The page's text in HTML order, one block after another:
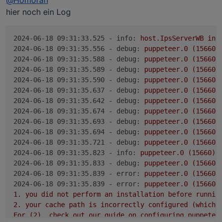
2. your cache path is incorrectly configured
For (2), check out our guide on configuring
2024-06-18 09:23:35.771  - [32minfo[39m:
2024-06-18 09:23:35.253  -
2024-06-18 09:23:35.253  -
2. your cache path is incorrectly configured
For (2), check out our guide on configuring
2024-06-18 09:23:35.254  -
1. you did not perform an installation
2. your cache path is incorrectly configured
For (2), check out our guide on configuring
at ChromeLauncher.resolveExecutablePath
at ChromeLauncher.executablePath
at ChromeLauncher.computeLaunchArguments
at async ChromeLauncher.launch
at async PuppeteerAdapter.onReady
2024-06-18 09:23:35.254  -
1. you did not perform an installation
2. your cache path is incorrectly configured
For (2), check out our guide on configuring
2024-06-18 09:23:35.258  - [32minfo[39m:
2024-06-18 09:23:35.258  - [33mwarn[39m:
2024-06-18 09:23:35.771  - [32minfo[39m:
hier noch ein Log
2024-06-18 09:31:33.525 - info: host.IpsServerWB
2024-06-18 09:31:35.556 - debug:
puppeteer.0
(15660)
2024-06-18 09:31:35.588 - debug:
puppeteer.0
(15660)
2024-06-18 09:31:35.589 - debug:
puppeteer.0
(15660)
2024-06-18 09:31:35.590 - debug:
puppeteer.0
(15660)
2024-06-18 09:31:35.637 - debug:
puppeteer.0
(15660)
2024-06-18 09:31:35.642 - debug:
puppeteer.0
(15660)
2024-06-18 09:31:35.674 - debug:
puppeteer.0
(15660)
2024-06-18 09:31:35.693 - debug:
puppeteer.0
(15660)
2024-06-18 09:31:35.694 - debug:
puppeteer.0
(15660)
2024-06-18 09:31:35.721 - debug:
puppeteer.0
(15660)
2024-06-18 09:31:35.823 - info:
puppeteer.0 (15660)
2024-06-18 09:31:35.833 - debug:
puppeteer.0
(15660)
2024-06-18 09:31:35.839 - error:
puppeteer.0
(15660)
2024-06-18 09:31:35.839 - error:
puppeteer.0
(15660)
1 . you did not perform an installation before
2 . your cache path is incorrectly configured (which
For
(2), check out our guide on configuring